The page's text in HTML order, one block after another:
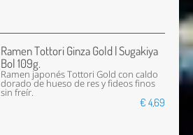
Ramen Tottori Ginza Gold | Sugakiya
Bol 109g.
Ramen japonés Tottori Gold con caldo
dorado de hueso de res y fideos finos
sin freír.
€ 4,69